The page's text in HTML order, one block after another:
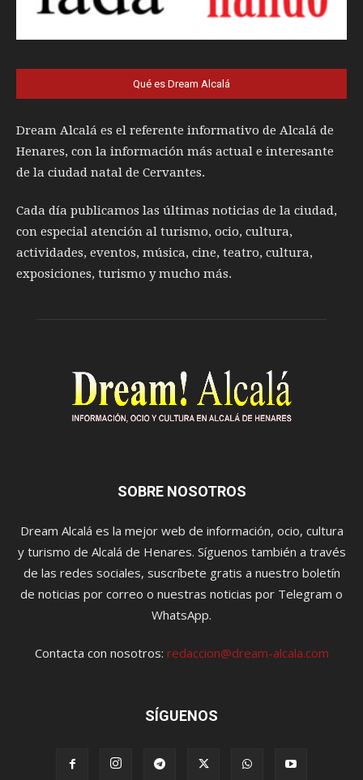
Qué es Dream Alcalá
Dream Alcalá es el referente informativo de Alcalá de
Henares, con la información más actual e interesante
de la ciudad natal de Cervantes.
Cada día publicamos las últimas noticias de la ciudad,
con especial atención al turismo, ocio, cultura,
actividades, eventos, música, cine, teatro, cultura,
exposiciones, turismo y mucho más.
SOBRE NOSOTROS
Dream Alcalá es la mejor web de información, ocio, cultura
y turismo de Alcalá de Henares. Síguenos también a través
de las redes sociales, suscríbete gratis a nuestro boletín
de noticias por correo o nuestras noticias por Telegram o
WhatsApp.
Contacta con nosotros: redaccion@dream-alcala.com
SÍGUENOS